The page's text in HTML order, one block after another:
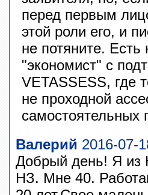
перед первым
этой роли его, и
не потяните. Есть
"экономист" с
VETASSESS, где
не проходной
самостоятельных
Валерий 2016-07-
Добрый день! Я из
НЗ. Мне 40.